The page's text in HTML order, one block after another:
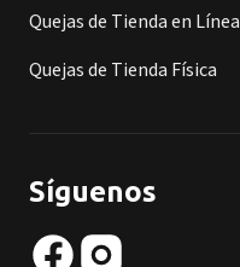
Quejas de Tienda en Línea
Quejas de Tienda Física
Síguenos